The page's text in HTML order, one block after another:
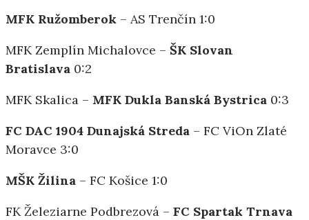
MFK Ružomberok – AS Trenčín 1:0
MFK Zemplín Michalovce – ŠK Slovan
Bratislava 0:2
MFK Skalica – MFK Dukla Banská Bystrica 0:3
FC DAC 1904 Dunajská Streda – FC ViOn Zlaté
Moravce 3:0
MŠK Žilina – FC Košice 1:0
FK Železiarne Podbrezová – FC Spartak Trnava